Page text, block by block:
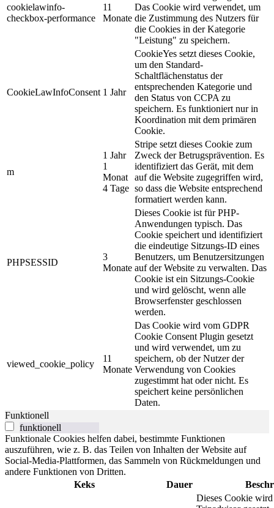
cookielawinfo-
checkbox-performance
11
Monate
Das Cookie wird verwendet, um
die Zustimmung des Nutzers für
die Cookies in der Kategorie
"Leistung" zu speichern.
CookieLawInfoConsent 1 Jahr
CookieYes setzt dieses Cookie,
um den Standard-
Schaltflächenstatus der
entsprechenden Kategorie und
den Status von CCPA zu
speichern. Es funktioniert nur in
Koordination mit dem primären
Cookie.
m
1 Jahr
1
Monat
4 Tage
Stripe setzt dieses Cookie zum
Zweck der Betrugsprävention. Es
identifiziert das Gerät, mit dem
auf die Website zugegriffen wird,
so dass die Website entsprechend
formatiert werden kann.
PHPSESSID
3
Monate
Dieses Cookie ist für PHP-
Anwendungen typisch. Das
Cookie speichert und identifiziert
die eindeutige Sitzungs-ID eines
Benutzers, um Benutzersitzungen
auf der Website zu verwalten. Das
Cookie ist ein Sitzungs-Cookie
und wird gelöscht, wenn alle
Browserfenster geschlossen
werden.
viewed_cookie_policy
11
Monate
Das Cookie wird vom GDPR
Cookie Consent Plugin gesetzt
und wird verwendet, um zu
speichern, ob der Nutzer der
Verwendung von Cookies
zugestimmt hat oder nicht. Es
speichert keine persönlichen
Daten.
Funktionell
funktionell
Funktionale Cookies helfen dabei, bestimmte Funktionen
auszuführen, wie z. B. das Teilen von Inhalten der Website auf
Social-Media-Plattformen, das Sammeln von Rückmeldungen und
andere Funktionen von Dritten.
Keks
Dauer
Dieses Cookie